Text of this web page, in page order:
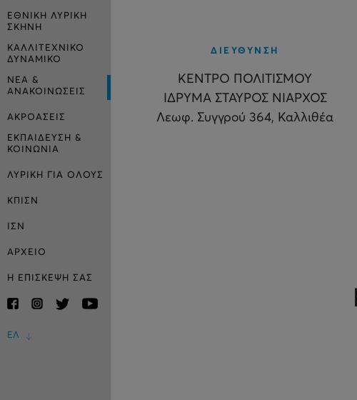
ΕΘΝΙΚΗ ΛΥΡΙΚΗ
ΣΚΗΝΗ
ΚΑΛΛΙΤΕΧΝΙΚΟ
ΔΥΝΑΜΙΚΟ
ΝΕΑ &
ΑΝΑΚΟΙΝΩΣΕΙΣ
ΑΚΡΟΑΣΕΙΣ
ΕΚΠΑΙΔΕΥΣΗ &
ΚΟΙΝΩΝΙΑ
ΛΥΡΙΚΗ ΓΙΑ ΟΛΟΥΣ
ΚΠΙΣΝ
ΙΣΝ
ΑΡΧΕΙΟ
Η ΕΠΙΣΚΕΨΗ ΣΑΣ
ΕΛ
ΔΙΕΥΘΥΝΣΗ
ΚΕΝΤΡΟ ΠΟΛΙΤΙΣΜΟΥ
ΙΔΡΥΜΑ ΣΤΑΥΡΟΣ ΝΙΑΡΧΟΣ
Λεωφ. Συγγρού 364, Καλλιθέα